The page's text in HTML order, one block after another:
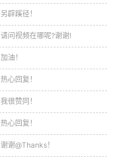
另辟蹊径！
请问视频在哪呢?谢谢!
加油！
热心回复！
我很赞同！
热心回复！
谢谢@Thanks！